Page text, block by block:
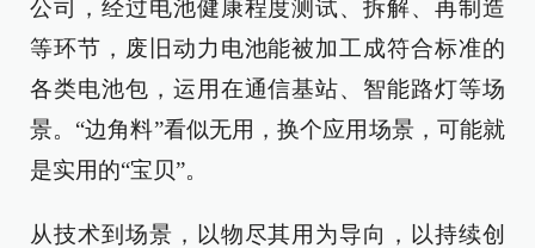
公司，经过电池健康程度测试、拆解、再制造
等环节，废旧动力电池能被加工成符合标准的
各类电池包，运用在通信基站、智能路灯等场
景。“边角料”看似无用，换个应用场景，可能就
是实用的“宝贝”。
从技术到场景，以物尽其用为导向，以持续创